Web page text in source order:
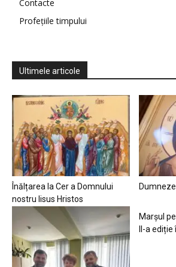
Contacte
Profețiile timpului
Ultimele articole
Înălțarea la Cer a Domnului
nostru Iisus Hristos
Marșul
II-a